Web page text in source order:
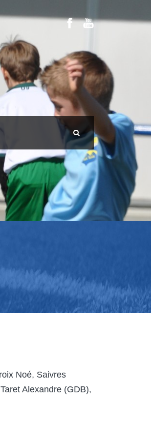
Noé, Saivres
Alexandre (GDB),